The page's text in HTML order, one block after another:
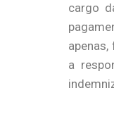
cargo
a